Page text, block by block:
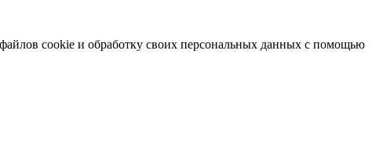
cookie и обработку своих персональных данных с помощью